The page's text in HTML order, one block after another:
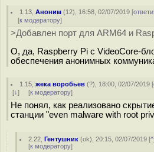
1.13 ,Аноним (12), 16:58, 02/07/2019 [
[к модератору]
>Добавлен порт для ARM64 и
О, да, Raspberry Pi с VideoCore-
обеспечения анонимных
1.15 ,жека воробьев (?), 18:00, 02/07/2019 [
[↓] [к модератору]
Не понял, как реализовано
станции "even malware with root
2.22 ,Гентушник (ok), 20:15, 02/07/2019 [^
[к модератору]